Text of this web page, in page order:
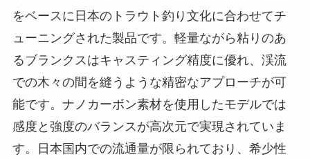
をベースに日本のトラウト釣り文化に合わせてチ
ューニングされた製品です。軽量ながら粘りのあ
るブランクスはキャスティング精度に優れ、渓流
での木々の間を縫うような精密なアプローチが可
能です。ナノカーボン素材を使用したモデルでは
感度と強度のバランスが高次元で実現されていま
す。日本国内での流通量が限られており、希少性